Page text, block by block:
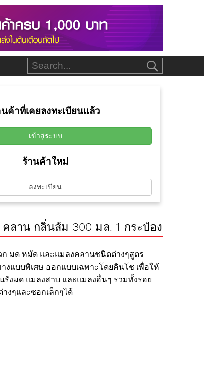
ค้าที่เคยลงทะเบียนแล้ว
เข้าสู่ระบบ
ร้านค้าใหม่
ลงทะเบียน
ลาน กลิ่นส้ม 300 มล. 1 กระป๋อง
ก มด หมัด และแมลงคลานชนิดต่างๆสูตร
งแบบพิเศษ ออกแบบเฉพาะโดยคินโช เพื่อให้
รังมด แมลงสาบ และแมลงอื่นๆ รวมทั้งรอย
งๆและซอกเล็กๆได้